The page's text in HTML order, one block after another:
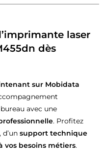
laser
dès
sur Mobidata
avec une
. Profitez
, d’un support technique
vos besoins métiers.